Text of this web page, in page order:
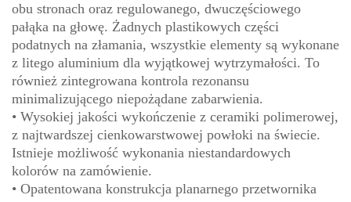
obu stronach oraz regulowanego, dwuczęściowego
pałąka na głowę. Żadnych plastikowych części
podatnych na złamania, wszystkie elementy są wykonane
z litego aluminium dla wyjątkowej wytrzymałości. To
również zintegrowana kontrola rezonansu
minimalizującego niepożądane zabarwienia.
• Wysokiej jakości wykończenie z ceramiki polimerowej,
z najtwardszej cienkowarstwowej powłoki na świecie.
Istnieje możliwość wykonania niestandardowych
kolorów na zamówienie.
• Opatentowana konstrukcja planarnego przetwornika